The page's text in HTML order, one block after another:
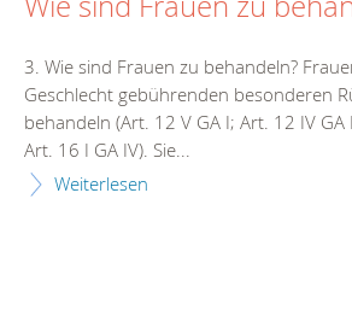
3. Wie sind Frauen zu behandeln?
Geschlecht gebührenden besonderen
behandeln (Art. 12 V GA I; Art. 12 IV
Art. 16 I GA IV). Sie...
Weiterlesen